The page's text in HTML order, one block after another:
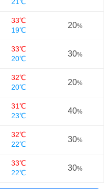
33℃
19℃
20%
33℃
20℃
30%
32℃
20℃
20%
31℃
23℃
40%
32℃
22℃
30%
33℃
22℃
30%